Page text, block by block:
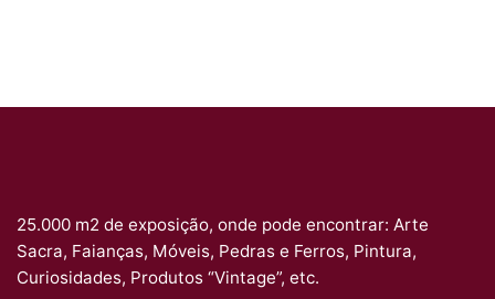
25.000 m2 de exposição, onde pode encontrar: Arte
Sacra, Faianças, Móveis, Pedras e Ferros, Pintura,
Curiosidades, Produtos “Vintage”, etc.